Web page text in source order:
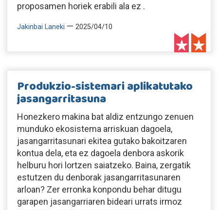
proposamen horiek erabili ala ez .
Jakinbai Laneki — 2025/04/10
Produkzio-sistemari aplikatutako
jasangarritasuna
Honezkero makina bat aldiz entzungo zenuen
munduko ekosistema arriskuan dagoela,
jasangarritasunari ekitea gutako bakoitzaren
kontua dela, eta ez dagoela denbora askorik
helburu hori lortzen saiatzeko. Baina, zergatik
estutzen du denborak jasangarritasunaren
arloan? Zer erronka konpondu behar ditugu
garapen jasangarriaren bideari urrats irmoz